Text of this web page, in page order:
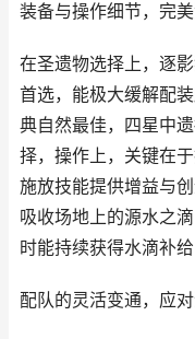
装备与操作细节，完美
在圣遗物选择上，逐
首选，能极大缓解配
典自然最佳，四星中
择，操作上，关键在
施放技能提供增益与
吸收场地上的源水之
时能持续获得水滴补
配队的灵活变通，应